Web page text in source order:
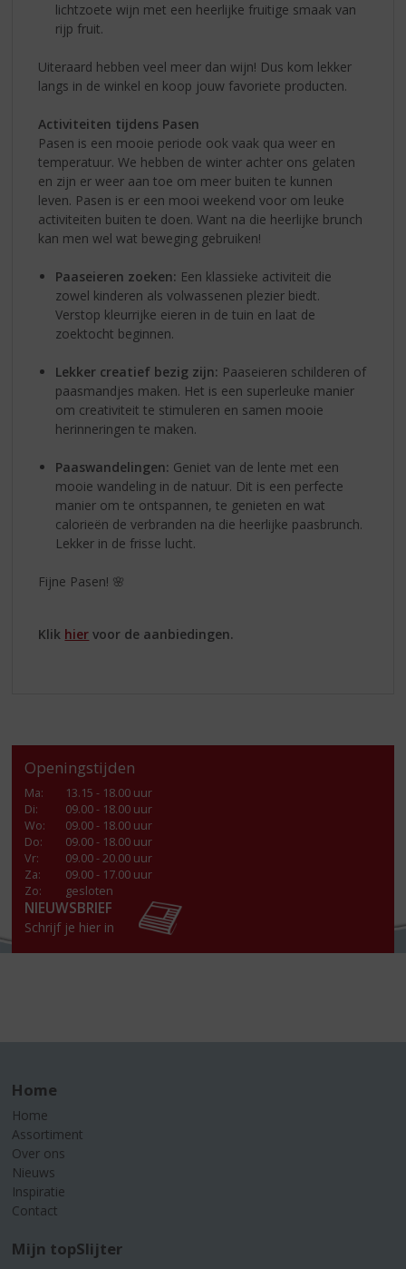
lichtzoete wijn met een heerlijke fruitige smaak van
rijp fruit.
Uiteraard hebben veel meer dan wijn! Dus kom lekker
langs in de winkel en koop jouw favoriete producten.
Activiteiten tijdens Pasen
Pasen is een mooie periode ook vaak qua weer en
temperatuur. We hebben de winter achter ons gelaten
en zijn er weer aan toe om meer buiten te kunnen
leven. Pasen is er een mooi weekend voor om leuke
activiteiten buiten te doen. Want na die heerlijke brunch
kan men wel wat beweging gebruiken!
Paaseieren zoeken: Een klassieke activiteit die
zowel kinderen als volwassenen plezier biedt.
Verstop kleurrijke eieren in de tuin en laat de
zoektocht beginnen.
Lekker creatief bezig zijn: Paaseieren schilderen of
paasmandjes maken. Het is een superleuke manier
om creativiteit te stimuleren en samen mooie
herinneringen te maken.
Paaswandelingen: Geniet van de lente met een
mooie wandeling in de natuur. Dit is een perfecte
manier om te ontspannen, te genieten en wat
calorieën de verbranden na die heerlijke paasbrunch.
Lekker in de frisse lucht.
Fijne Pasen! 🌸
Klik hier voor de aanbiedingen.
Openingstijden
Ma:
13.15 - 18.00 uur
Di:
09.00 - 18.00 uur
Wo:
09.00 - 18.00 uur
Do:
09.00 - 18.00 uur
Vr:
09.00 - 20.00 uur
Za:
09.00 - 17.00 uur
Zo:
gesloten
NIEUWSBRIEF
Schrijf je hier in
Home
Home
Assortiment
Over ons
Nieuws
Inspiratie
Contact
Mijn topSlijter